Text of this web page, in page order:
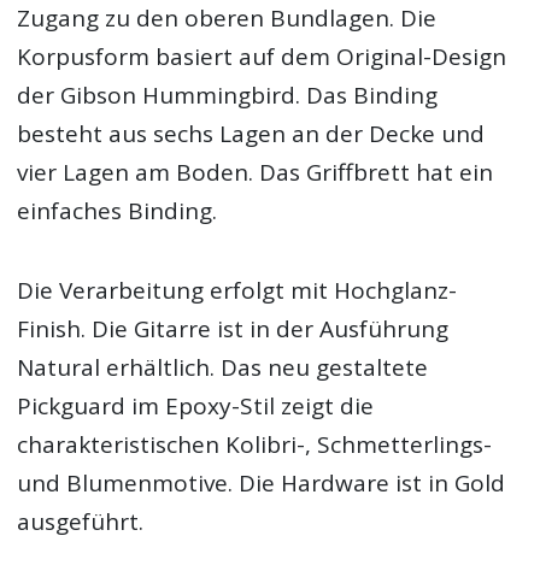
Zugang zu den oberen Bundlagen. Die
Korpusform basiert auf dem Original-Design
der Gibson Hummingbird. Das Binding
besteht aus sechs Lagen an der Decke und
vier Lagen am Boden. Das Griffbrett hat ein
einfaches Binding.
Die Verarbeitung erfolgt mit Hochglanz-
Finish. Die Gitarre ist in der Ausführung
Natural erhältlich. Das neu gestaltete
Pickguard im Epoxy-Stil zeigt die
charakteristischen Kolibri-, Schmetterlings-
und Blumenmotive. Die Hardware ist in Gold
ausgeführt.